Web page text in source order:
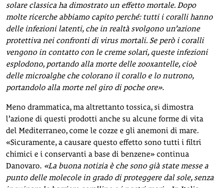
solare classica ha dimostrato un effetto mortale. Dopo
molte ricerche abbiamo capito perché: tutti i coralli hanno
delle infezioni latenti, che in realtà svolgono un’azione
protettiva nei confronti di virus mortali. Se però i coralli
vengono in contatto con le creme solari, queste infezioni
esplodono, portando alla morte delle zooxantelle, cioè
delle microalghe che colorano il corallo e lo nutrono,
portandolo alla morte nel giro di poche ore».
Meno drammatica, ma altrettanto tossica, si dimostra
l’azione di questi prodotti anche su alcune forme di vita
del Mediterraneo, come le cozze e gli anemoni di mare.
«Sicuramente, a causare questo effetto sono tutti i filtri
chimici e i conservanti a base di benzene» continua
Danovaro. «La buona notizia è che sono già state messe a
punto delle molecole in grado di proteggere dal sole, senza